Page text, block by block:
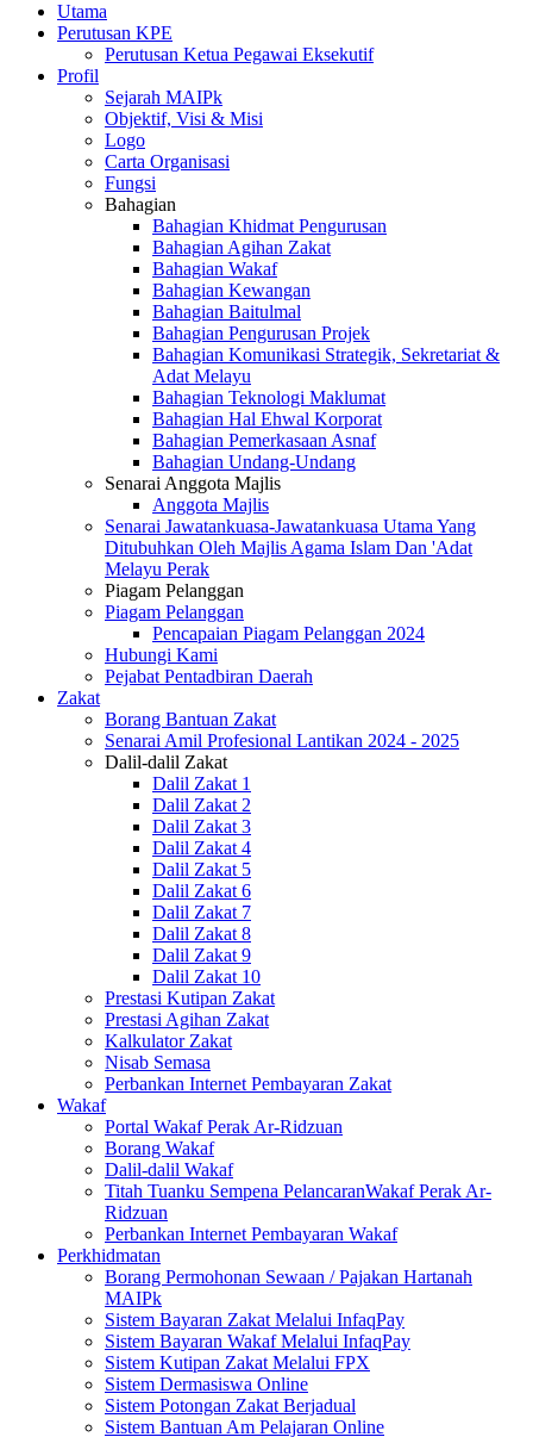
Utama
Perutusan KPE
Perutusan Ketua Pegawai Eksekutif
Profil
Sejarah MAIPk
Objektif, Visi & Misi
Logo
Carta Organisasi
Fungsi
Bahagian
Bahagian Khidmat Pengurusan
Bahagian Agihan Zakat
Bahagian Wakaf
Bahagian Kewangan
Bahagian Baitulmal
Bahagian Pengurusan Projek
Bahagian Komunikasi Strategik, Sekretariat &
Adat Melayu
Bahagian Teknologi Maklumat
Bahagian Hal Ehwal Korporat
Bahagian Pemerkasaan Asnaf
Bahagian Undang-Undang
Senarai Anggota Majlis
Anggota Majlis
Senarai Jawatankuasa-Jawatankuasa Utama Yang
Ditubuhkan Oleh Majlis Agama Islam Dan 'Adat
Melayu Perak
Piagam Pelanggan
Piagam Pelanggan
Pencapaian Piagam Pelanggan 2024
Hubungi Kami
Pejabat Pentadbiran Daerah
Zakat
Borang Bantuan Zakat
Senarai Amil Profesional Lantikan 2024 - 2025
Dalil-dalil Zakat
Dalil Zakat 1
Dalil Zakat 2
Dalil Zakat 3
Dalil Zakat 4
Dalil Zakat 5
Dalil Zakat 6
Dalil Zakat 7
Dalil Zakat 8
Dalil Zakat 9
Dalil Zakat 10
Prestasi Kutipan Zakat
Prestasi Agihan Zakat
Kalkulator Zakat
Nisab Semasa
Perbankan Internet Pembayaran Zakat
Wakaf
Portal Wakaf Perak Ar-Ridzuan
Borang Wakaf
Dalil-dalil Wakaf
Titah Tuanku Sempena PelancaranWakaf Perak Ar-
Ridzuan
Perbankan Internet Pembayaran Wakaf
Perkhidmatan
Borang Permohonan Sewaan / Pajakan Hartanah
MAIPk
Sistem Bayaran Zakat Melalui InfaqPay
Sistem Bayaran Wakaf Melalui InfaqPay
Sistem Kutipan Zakat Melalui FPX
Sistem Dermasiswa Online
Sistem Potongan Zakat Berjadual
Sistem Bantuan Am Pelajaran Online